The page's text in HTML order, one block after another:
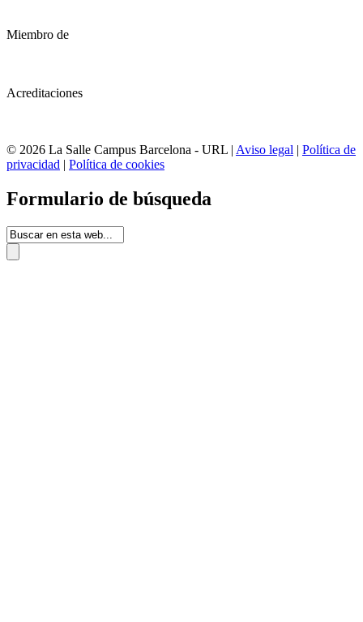
Miembro de
Acreditaciones
© 2026 La Salle Campus Barcelona - URL | Aviso legal | Política de
privacidad | Política de cookies
Formulario de búsqueda